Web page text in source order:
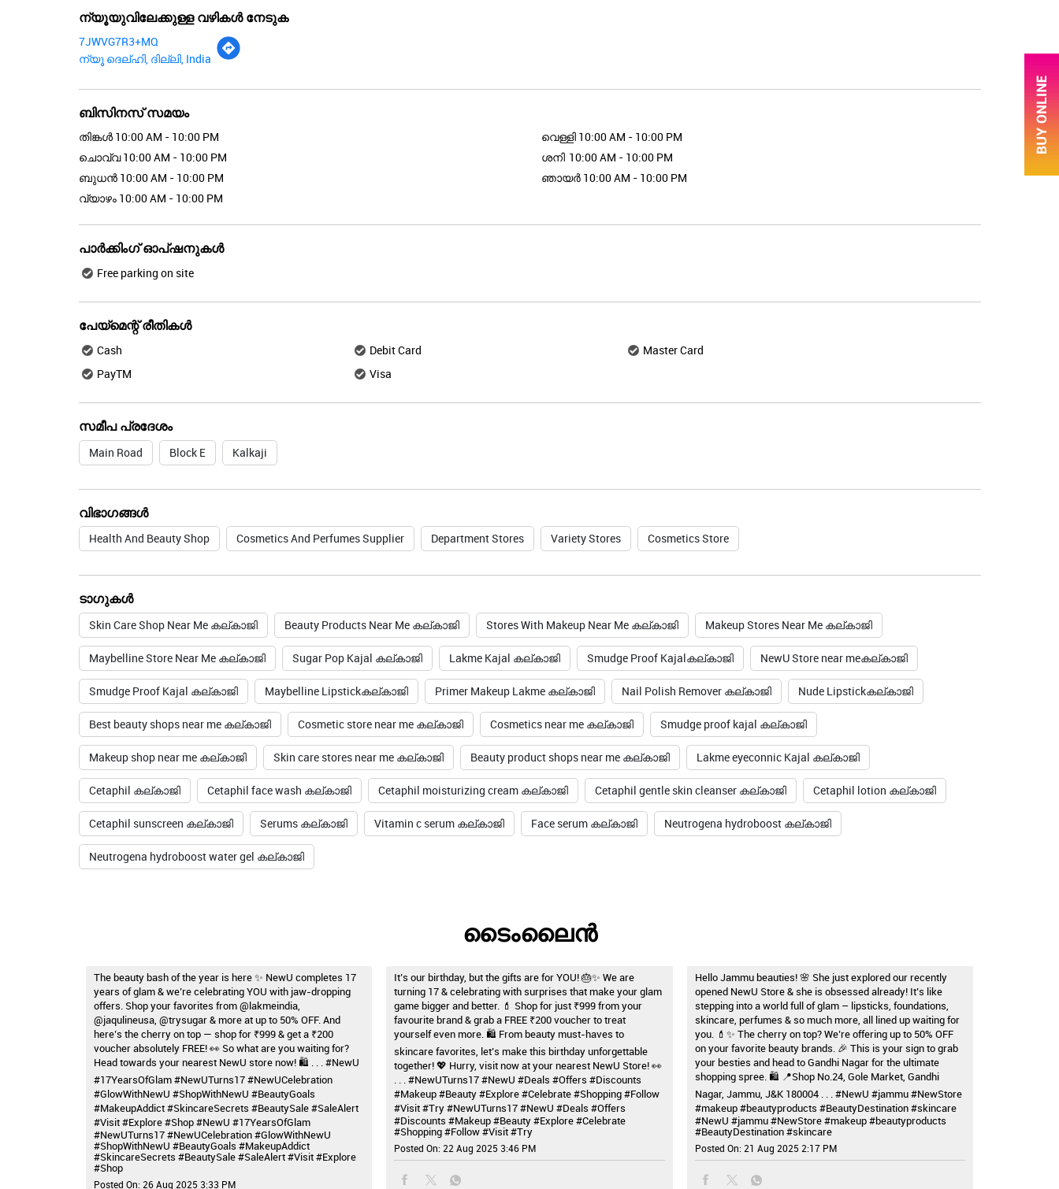
ന്യൂയുവിലേക്കുള്ള വഴികൾ നേടുക
7JWVG7R3+MQ
ന്യൂ ദെല്ഹി, ദില്ലി, India
ബിസിനസ് സമയം
തിങ്കൾ 10:00 AM - 10:00 PM
ചൊവ്വ 10:00 AM - 10:00 PM
ബുധൻ 10:00 AM - 10:00 PM
വ്യാഴം 10:00 AM - 10:00 PM
വെള്ളി 10:00 AM - 10:00 PM
ശനി 10:00 AM - 10:00 PM
ഞായർ 10:00 AM - 10:00 PM
പാർക്കിംഗ് ഓപ്ഷനുകൾ
Free parking on site
പേയ്മെന്റ് രീതികൾ
Cash Debit Card
Master Card
PayTM
Visa
സമീപ പ്രദേശം
Main Road Block E Kalkaji
വിഭാഗങ്ങൾ
Health And Beauty Shop Cosmetics And Perfumes Supplier Department Stores Variety Stores Cosmetics Store
ടാഗുകൾ
Skin Care Shop Near Me കല്കാജി Beauty Products Near Me കല്കാജി Stores With Makeup Near Me കല്കാജി Makeup Stores Near Me കല്കാജി
Maybelline Store Near Me കല്കാജി Sugar Pop Kajal കല്കാജി Lakme Kajal കല്കാജി Smudge Proof Kajalകല്കാജി NewU Store near meകല്കാജി
Smudge Proof Kajal കല്കാജി Maybelline Lipstickകല്കാജി Primer Makeup Lakme കല്കാജി Nail Polish Remover കല്കാജി Nude Lipstickകല്കാജി
Best beauty shops near me കല്കാജി Cosmetic store near me കല്കാജി Cosmetics near me കല്കാജി Smudge proof kajal കല്കാജി
Makeup shop near me കല്കാജി Skin care stores near me കല്കാജി Beauty product shops near me കല്കാജി Lakme eyeconnic Kajal കല്കാജി
Cetaphil കല്കാജി Cetaphil face wash കല്കാജി Cetaphil moisturizing cream കല്കാജി Cetaphil gentle skin cleanser കല്കാജി Cetaphil lotion കല്കാജി
Cetaphil sunscreen കല്കാജി Serums കല്കാജി Vitamin c serum കല്കാജി Face serum കല്കാജി Neutrogena hydroboost കല്കാജി
Neutrogena hydroboost water gel കല്കാജി
ടൈംലൈൻ
The beauty bash of the year is here ✨ NewU completes 17
years of glam & we’re celebrating YOU with jaw-dropping
offers. Shop your favorites from @lakmeindia,
@jaqulineusa, @trysugar & more at up to 50% OFF. And
here’s the cherry on top — shop for ₹999 & get a ₹200
voucher absolutely FREE! 👀 So what are you waiting for?
Head towards your nearest NewU store now! 🛍️ . . . #NewU
#17YearsOfGlam #NewUTurns17 #NewUCelebration
#GlowWithNewU #ShopWithNewU #BeautyGoals
#MakeupAddict #SkincareSecrets #BeautySale #SaleAlert
#Visit #Explore #Shop#NewU #17YearsOfGlam
#NewUTurns17#NewUCelebration#GlowWithNewU
#ShopWithNewU #BeautyGoals #MakeupAddict
#SkincareSecrets #BeautySale#SaleAlert#Visit#Explore
#Shop
Posted On: 26 Aug 2025 3:33 PM
It’s our birthday, but the gifts are for YOU! 🎂✨ We are
turning 17 & celebrating with surprises that make your glam
game bigger and better. 💄 Shop for just ₹999 from your
favourite brand & grab a FREE ₹200 voucher to treat
yourself even more. 🛍️ From beauty must-haves to
skincare favorites, let’s make this birthday unforgettable
together! 💖 Hurry, visit now at your nearest NewU Store! 👀
. . . #NewUTurns17 #NewU #Deals #Offers #Discounts
#Makeup #Beauty #Explore #Celebrate #Shopping #Follow
#Visit #Try#NewUTurns17#NewU #Deals #Offers
#Discounts #Makeup#Beauty#Explore#Celebrate
#Shopping#Follow#Visit#Try
Posted On: 22 Aug 2025 3:46 PM
Hello Jammu beauties! 🌸 She just explored our recently
opened NewU Store & she is obsessed already! It’s like
stepping into a world full of glam – lipsticks, foundations,
skincare, perfumes & so much more, all lined up waiting for
you. 💄✨ The cherry on top? We’re offering up to 50% OFF
on your favorite beauty brands. 🎉 This is your sign to grab
your besties and head to Gandhi Nagar for the ultimate
shopping spree. 🛍️ 📍Shop No.24, Gole Market, Gandhi
Nagar, Jammu, J&K 180004 . . . #NewU #jammu #NewStore
#makeup #beautyproducts #BeautyDestination #skincare
#NewU #jammu#NewStore#makeup#beautyproducts
#BeautyDestination#skincare
Posted On: 21 Aug 2025 2:17 PM